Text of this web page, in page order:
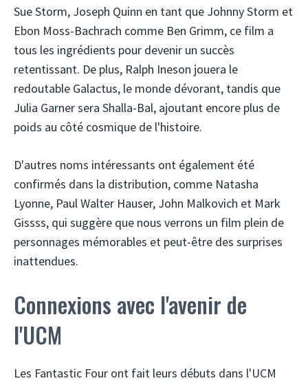
Sue Storm, Joseph Quinn en tant que Johnny Storm et
Ebon Moss-Bachrach comme Ben Grimm, ce film a
tous les ingrédients pour devenir un succès
retentissant. De plus, Ralph Ineson jouera le
redoutable Galactus, le monde dévorant, tandis que
Julia Garner sera Shalla-Bal, ajoutant encore plus de
poids au côté cosmique de l'histoire.
D'autres noms intéressants ont également été
confirmés dans la distribution, comme Natasha
Lyonne, Paul Walter Hauser, John Malkovich et Mark
Gissss, qui suggère que nous verrons un film plein de
personnages mémorables et peut-être des surprises
inattendues.
Connexions avec l'avenir de
l'UCM
Les Fantastic Four ont fait leurs débuts dans l'UCM